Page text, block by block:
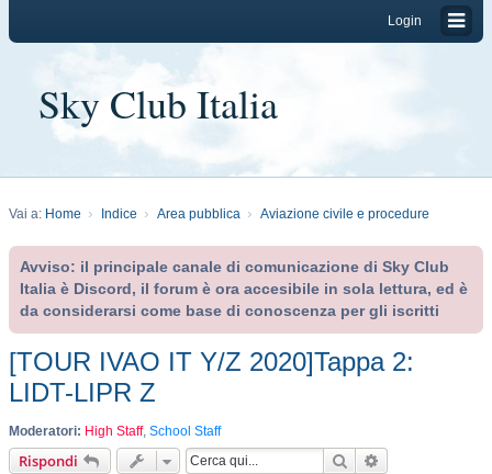
Login
Sky Club Italia
Vai a: Home Indice Area pubblica Aviazione civile e procedure
Avviso: il principale canale di comunicazione di Sky Club
Italia è Discord, il forum è ora accesibile in sola lettura, ed è
da considerarsi come base di conoscenza per gli iscritti
[TOUR IVAO IT Y/Z 2020]Tappa 2:
LIDT-LIPR Z
Moderatori: High Staff, School Staff
Rispondi Cerca